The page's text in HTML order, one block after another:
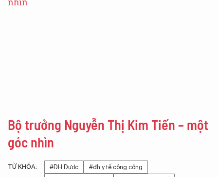
Bộ trưởng Nguyễn Thị Kim Tiến – một
góc nhìn
TỪ KHÓA: #ĐH Dược
#đh y tế công cộng